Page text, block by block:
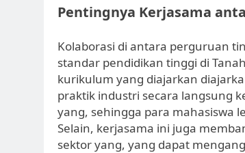
Pentingnya Kerjasama
Kolaborasi di antara perguruan
standar pendidikan tinggi di
kurikulum yang diajarkan
praktik industri secara langsung
yang, sehingga para mahasiswa
Selain, kerjasama ini juga
sektor yang, yang dapat